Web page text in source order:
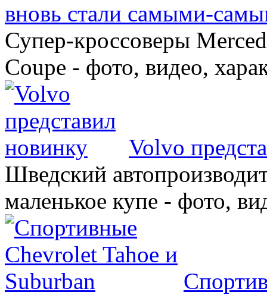
вновь стали самыми-
Супер-кроссоверы
Coupe - фото, видео,
Volvo
Шведский
маленькое купе - фото,